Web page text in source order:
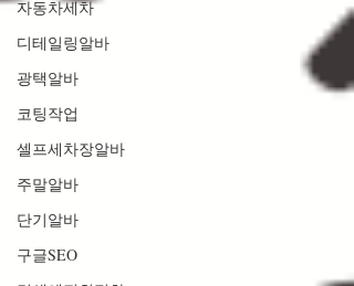
자동차세차
디테일링알바
광택알바
코팅작업
셀프세차장알바
주말알바
단기알바
구글SEO